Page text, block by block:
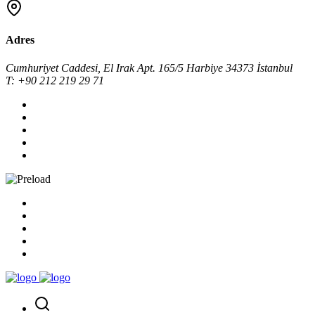
Adres
Cumhuriyet Caddesi, El Irak Apt. 165/5 Harbiye 34373 İstanbul
T: +90 212 219 29 71